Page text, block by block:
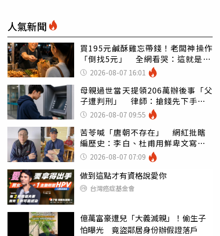
人氣新聞
買195元鹹酥雞忘帶錢！老闆神操作
「倒找5元」 全網看哭：這就是台
灣 2026-08-07 16:01
母親過世當天提領206萬辦後事「父
子遭判刑」 律師：搶錢先下手是
罪 2026-08-07 09:55
苦苓喊「唐朝不存在」 網紅批瞎
編歷史：李白、杜甫用鮮卑文寫
詩？2026-08-07 07:09
做到這點才有資格說愛你
台灣癌症基金會
億萬富豪遭兒「大義滅親」！偷生子
怕曝光 竟盜鄰居身份辦假證落戶